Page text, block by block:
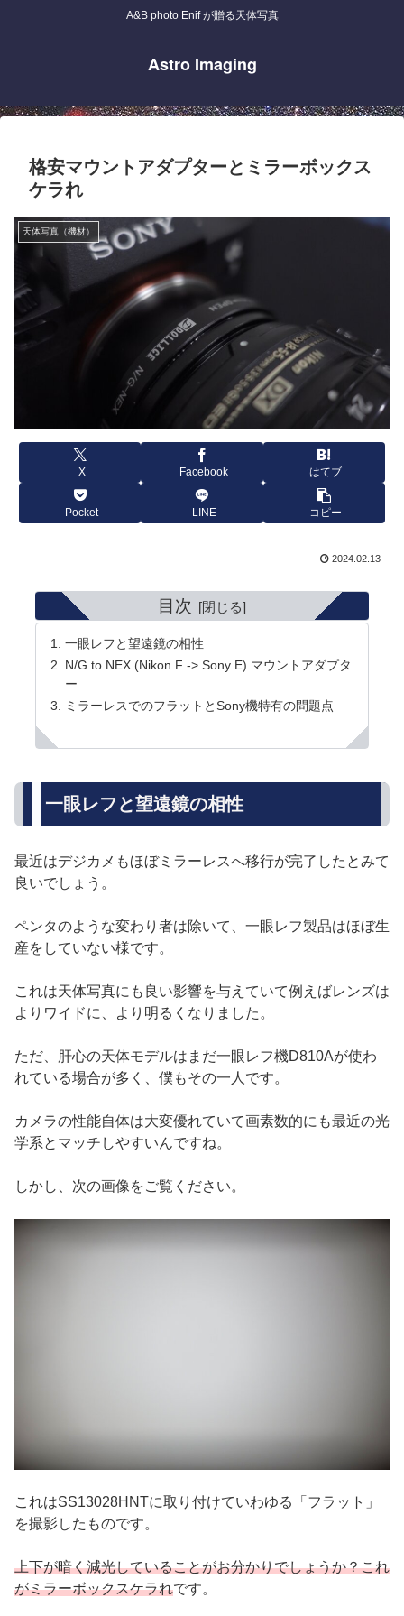
A&B photo Enif が贈る天体写真
Astro Imaging
格安マウントアダプターとミラーボックス
ケラれ
天体写真（機材）
X Facebook はてブ
Pocket LINE コピー
2024.02.13
目次
一眼レフと望遠鏡の相性
N/G to NEX (Nikon F -> Sony E) マウントアダプタ
ー
ミラーレスでのフラットとSony機特有の問題点
一眼レフと望遠鏡の相性
最近はデジカメもほぼミラーレスへ移行が完了したとみて
良いでしょう。
ペンタのような変わり者は除いて、一眼レフ製品はほぼ生
産をしていない様です。
これは天体写真にも良い影響を与えていて例えばレンズは
よりワイドに、より明るくなりました。
ただ、肝心の天体モデルはまだ一眼レフ機D810Aが使わ
れている場合が多く、僕もその一人です。
カメラの性能自体は大変優れていて画素数的にも最近の光
学系とマッチしやすいんですね。
しかし、次の画像をご覧ください。
これはSS13028HNTに取り付けていわゆる「フラット」
を撮影したものです。
上下が暗く減光していることがお分かりでしょうか？これ
がミラーボックスケラれです。